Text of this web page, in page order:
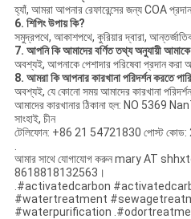
হ্যাঁ, আমরা আপনার রেফারেন্সের জন্য COA
6. শিপিং উপায় কি?
সমুদ্রপথে, আকাশপথে, কুরিয়ার দ্বারা,
7. আপনি কি আমাদের বর্ণিত তথ্য অনুযায়ী আমাকে
অবশ্যই, আপনাকে পেশাদার পরিষেবা প্রদান করা
8. আমরা কি আপনার কারখানা পরিদর্শন করতে
অবশ্যই, যে কোনো সময় আমাদের কারখানা
আমাদের কারখানার ঠিকানা হল: NO 5369
সাংহাই, চীন
টেলিফোন: +86 21 54721830 পোস্ট
আমার সাথে যোগাযোগ করুন mary AT
8618818132563।
.#activatedcarbon
#watertreatment
#waterpurification